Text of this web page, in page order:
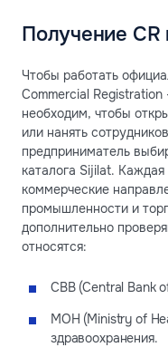
Получение CR
Чтобы работать
Commercial
необходим, чтобы
или нанять
предприниматель
каталога Sijilat.
коммерческие
промышленности и
дополнительно
относятся:
CBB (Central Bank
MOH (Ministry of
здравоохранения.